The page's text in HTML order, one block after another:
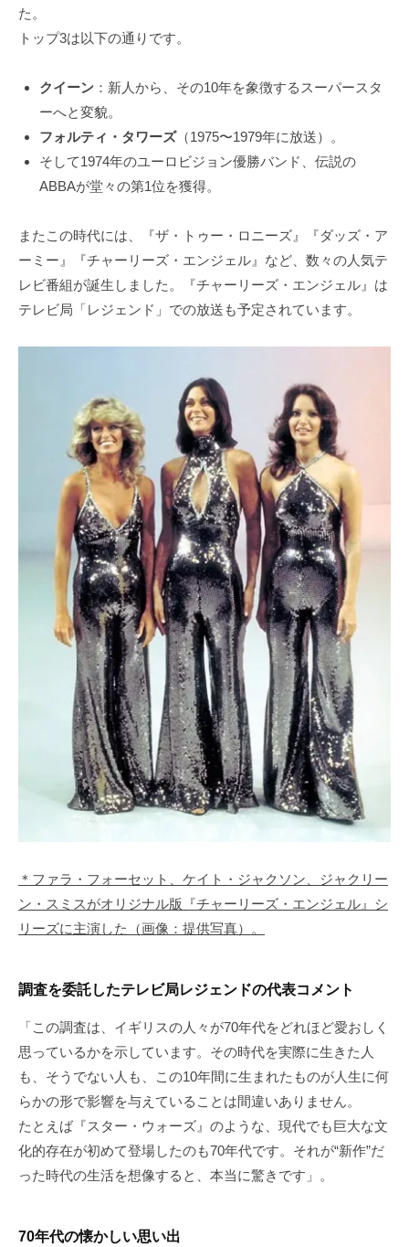
た。
トップ3は以下の通りです。
クイーン：新人から、その10年を象徴するスーパースタ
ーへと変貌。
フォルティ・タワーズ（1975〜1979年に放送）。
そして1974年のユーロビジョン優勝バンド、伝説の
ABBAが堂々の第1位を獲得。
またこの時代には、『ザ・トゥー・ロニーズ』『ダッズ・ア
ーミー』『チャーリーズ・エンジェル』など、数々の人気テ
レビ番組が誕生しました。『チャーリーズ・エンジェル』は
テレビ局「レジェンド」での放送も予定されています。
＊ファラ・フォーセット、ケイト・ジャクソン、ジャクリー
ン・スミスがオリジナル版『チャーリーズ・エンジェル』シ
リーズに主演した（画像：提供写真）。
調査を委託したテレビ局レジェンドの代表コメント
「この調査は、イギリスの人々が70年代をどれほど愛おしく
思っているかを示しています。その時代を実際に生きた人
も、そうでない人も、この10年間に生まれたものが人生に何
らかの形で影響を与えていることは間違いありません。
たとえば『スター・ウォーズ』のような、現代でも巨大な文
化的存在が初めて登場したのも70年代です。それが“新作”だ
った時代の生活を想像すると、本当に驚きです」。
70年代の懐かしい思い出